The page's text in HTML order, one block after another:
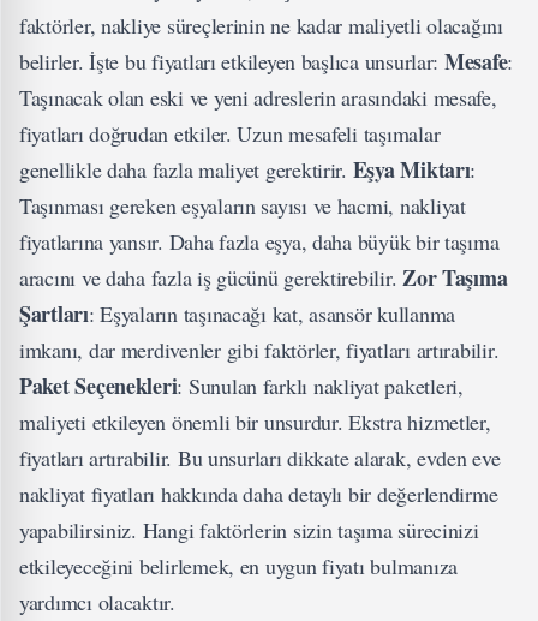
faktörler, nakliye süreçlerinin ne kadar maliyetli olacağını
belirler. İşte bu fiyatları etkileyen başlıca unsurlar: Mesafe:
Taşınacak olan eski ve yeni adreslerin arasındaki mesafe,
fiyatları doğrudan etkiler. Uzun mesafeli taşımalar
genellikle daha fazla maliyet gerektirir. Eşya Miktarı:
Taşınması gereken eşyaların sayısı ve hacmi, nakliyat
fiyatlarına yansır. Daha fazla eşya, daha büyük bir taşıma
aracını ve daha fazla iş gücünü gerektirebilir.Zor Taşıma
Şartları: Eşyaların taşınacağı kat, asansör kullanma
imkanı, dar merdivenler gibi faktörler, fiyatları artırabilir.
Paket Seçenekleri: Sunulan farklı nakliyat paketleri,
maliyeti etkileyen önemli bir unsurdur. Ekstra hizmetler,
fiyatları artırabilir. Bu unsurları dikkate alarak, evden eve
nakliyat fiyatları hakkında daha detaylı bir değerlendirme
yapabilirsiniz. Hangi faktörlerin sizin taşıma sürecinizi
etkileyeceğini belirlemek, en uygun fiyatı bulmanıza
yardımcı olacaktır.